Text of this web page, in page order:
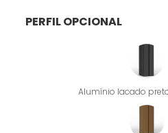
PERFIL OPCIONAL
Alumínio lacado